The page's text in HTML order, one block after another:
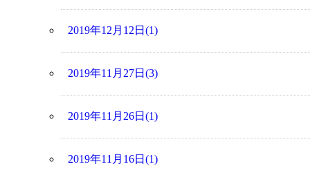
2019年12月12日(1)
2019年11月27日(3)
2019年11月26日(1)
2019年11月16日(1)